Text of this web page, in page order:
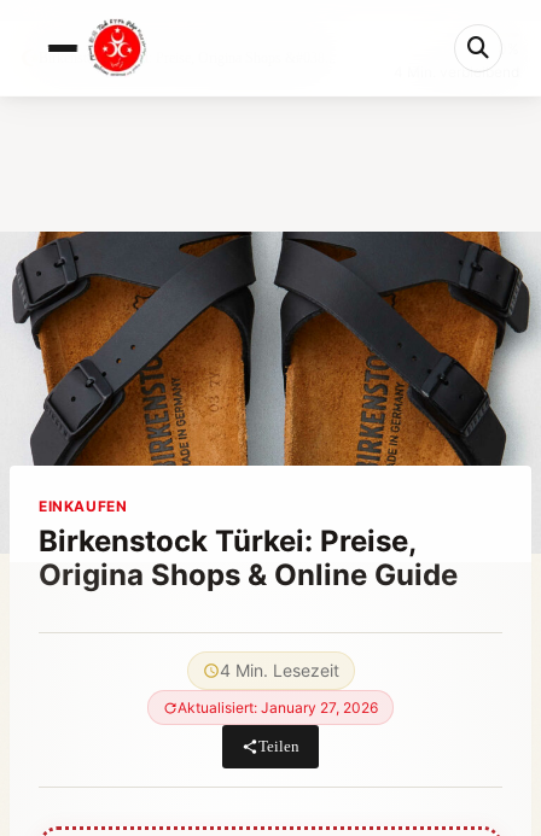
Birkenstock Türkei: Preise, Origina Shops &#038...
4 Min. verbleibend
EINKAUFEN
Birkenstock Türkei: Preise,
Origina Shops & Online Guide
4 Min. Lesezeit
Aktualisiert: January 27, 2026
Teilen